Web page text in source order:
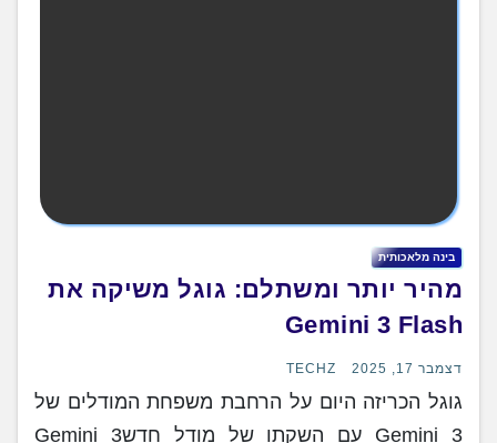
בינה מלאכותית
מהיר יותר ומשתלם: גוגל משיקה את
Gemini 3 Flash
דצמבר 17, 2025 TECHZ
גוגל הכריזה היום על הרחבת משפחת המודלים של
Gemini 3 עם השקתו של מודל חדשGemini 3